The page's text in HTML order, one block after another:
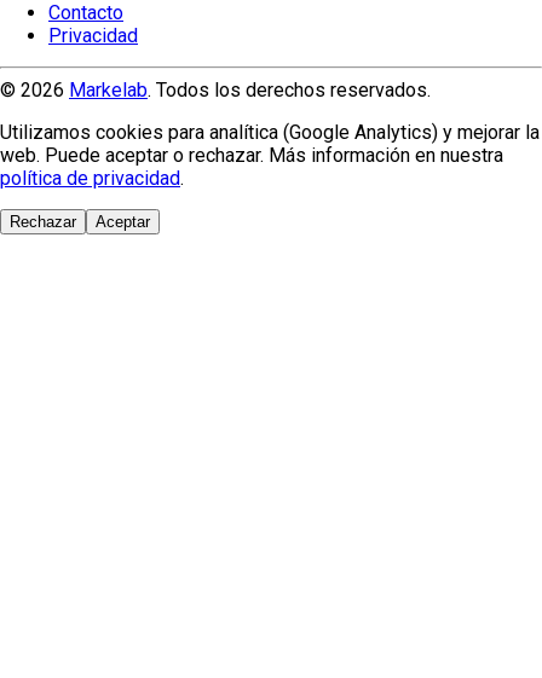
Contacto
Privacidad
© 2026 Markelab. Todos los derechos reservados.
Utilizamos cookies para analítica (Google Analytics) y mejorar la
web. Puede aceptar o rechazar. Más información en nuestra
política de privacidad.
Rechazar Aceptar